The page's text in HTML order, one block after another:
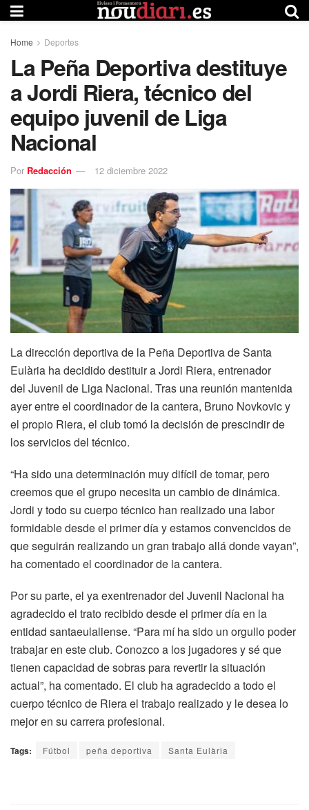
Home Deportes
La Peña Deportiva destituye
a Jordi Riera, técnico del
equipo juvenil de Liga
Nacional
Por Redacción 12 diciembre 2022
La dirección deportiva de la Peña Deportiva de Santa
Eulària ha decidido destituir a Jordi Riera, entrenador
del Juvenil de Liga Nacional. Tras una reunión mantenida
ayer entre el coordinador de la cantera, Bruno Novkovic y
el propio Riera, el club tomó la decisión de prescindir de
los servicios del técnico.
“Ha sido una determinación muy difícil de tomar, pero
creemos que el grupo necesita un cambio de dinámica.
Jordi y todo su cuerpo técnico han realizado una labor
formidable desde el primer día y estamos convencidos de
que seguirán realizando un gran trabajo allá donde vayan”,
ha comentado el coordinador de la cantera.
Por su parte, el ya exentrenador del Juvenil Nacional ha
agradecido el trato recibido desde el primer día en la
entidad santaeulaliense. “Para mí ha sido un orgullo poder
trabajar en este club. Conozco a los jugadores y sé que
tienen capacidad de sobras para revertir la situación
actual”, ha comentado. El club ha agradecido a todo el
cuerpo técnico de Riera el trabajo realizado y le desea lo
mejor en su carrera profesional.
Tags: Fútbol peña deportiva Santa Eulària